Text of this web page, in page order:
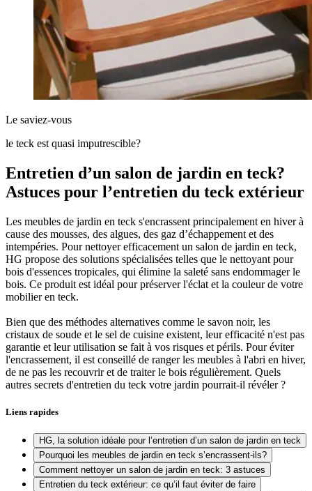
Le saviez-vous
le teck est quasi imputrescible?
Entretien d’un salon de jardin en teck?
Astuces pour l’entretien du teck extérieur
Les meubles de jardin en teck s'encrassent principalement en hiver à
cause des mousses, des algues, des gaz d’échappement et des
intempéries. Pour nettoyer efficacement un salon de jardin en teck,
HG propose des solutions spécialisées telles que le nettoyant pour
bois d'essences tropicales, qui élimine la saleté sans endommager le
bois. Ce produit est idéal pour préserver l'éclat et la couleur de votre
mobilier en teck.
Bien que des méthodes alternatives comme le savon noir, les
cristaux de soude et le sel de cuisine existent, leur efficacité n'est pas
garantie et leur utilisation se fait à vos risques et périls. Pour éviter
l'encrassement, il est conseillé de ranger les meubles à l'abri en hiver,
de ne pas les recouvrir et de traiter le bois régulièrement. Quels
autres secrets d'entretien du teck votre jardin pourrait-il révéler ?
Liens rapides
HG, la solution idéale pour l’entretien d’un salon de jardin en teck
Pourquoi les meubles de jardin en teck s’encrassent-ils?
Comment nettoyer un salon de jardin en teck: 3 astuces
Entretien du teck extérieur: ce qu’il faut éviter de faire